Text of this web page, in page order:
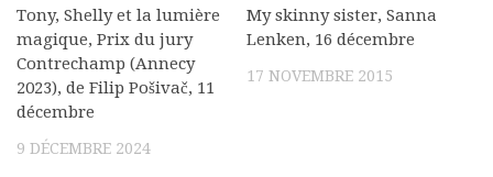
Tony, Shelly et la lumière
magique, Prix du jury
Contrechamp (Annecy
2023), de Filip Pošivač, 11
décembre
9 DÉCEMBRE 2024
My skinny sister, Sanna
Lenken, 16 décembre
17 NOVEMBRE 2015